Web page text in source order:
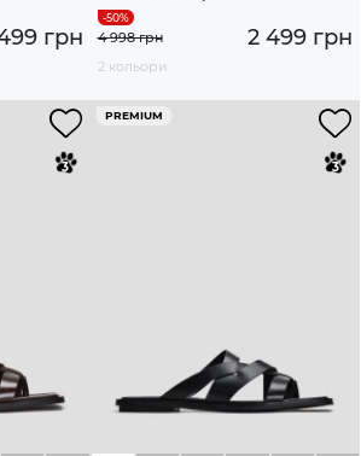
грн 2 499 грн
4 998 грн
2 кольори
PREMIUM